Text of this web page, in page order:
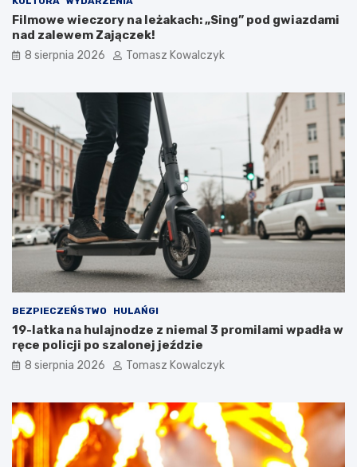
r
o
w
e
t
u
r
y
s
t
ó
w
!
r
u
k
t
n
a
d
z
b
i
o
r
n
i
m
i
d
o
0
6
r
o
k
u
Filmowe wieczory na leżakach: „Sing” pod gwiazdami
nad zalewem Zajączek!
8 sierpnia 2026 Tomasz Kowalczyk
BEZPIECZEŃSTWO HULAŃGI
19-latka na hulajnodze z niemal 3 promilami wpadła w
ręce policji po szalonej jeździe
8 sierpnia 2026 Tomasz Kowalczyk